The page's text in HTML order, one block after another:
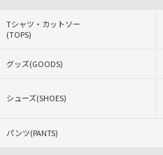
Tシャツ・カットソー
(TOPS)
グッズ(GOODS)
シューズ(SHOES)
パンツ(PANTS)